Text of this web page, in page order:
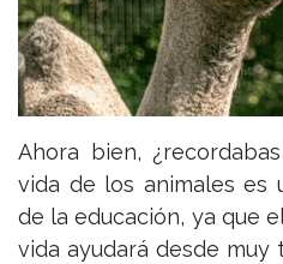
Ahora bien,
vida de los animales es
de la educación, ya que
vida ayudará desde